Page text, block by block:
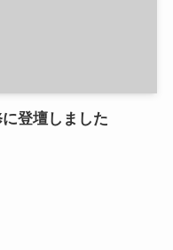
登壇しました